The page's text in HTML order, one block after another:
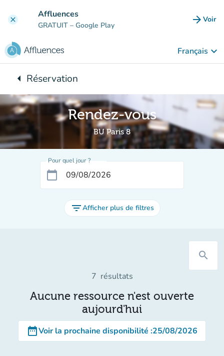
clear Affluences
GRATUIT – Google Play arrow_forward Voir
Français keyboard_arrow_down
arrow_leftRetour à :
Réservation
Rendez-vous
BU Paris 8
Pour quel jour ?
calendar_today
filter_listAfficher plus de filtres
search
7 résultats
Aucune ressource n'est ouverte
aujourd'hui
date_rangeVoir la prochaine disponibilité :25/08/2026